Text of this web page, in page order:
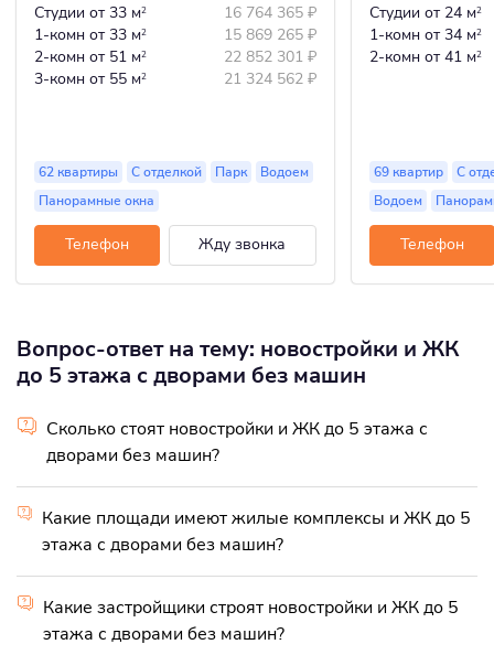
Студии от 33 м2 16 764 365 ₽
1-комн от 33 м2 15 869 265 ₽
2-комн от 51 м2 22 852 301 ₽
3-комн от 55 м2 21 324 562 ₽
62 квартиры С отделкой Парк
Водоем
Панорамные окна
Телефон Жду звонка
Студии от 24 м2
1-комн от 34 м2
2-комн от 41 м2
69 квартир
С
Водоем
Телефон
Вопрос-ответ на тему: новостройки и ЖК
до 5 этажа с дворами без машин
Сколько стоят новостройки и ЖК до 5 этажа с
дворами без машин?
Какие площади имеют жилые комплексы и ЖК до 5
этажа с дворами без машин?
Какие застройщики строят новостройки и ЖК до 5
этажа с дворами без машин?